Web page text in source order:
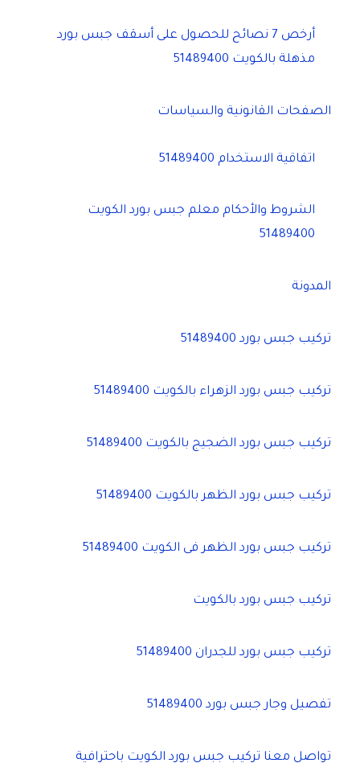
أرخص 7 نصائح للحصول على أسقف جبس بورد
مذهلة بالكويت 51489400
الصفحات القانونية والسياسات
اتفاقية الاستخدام 51489400
الشروط والأحكام معلم جبس بورد الكويت
51489400
المدونة
تركيب جبس بورد 51489400
تركيب جبس بورد الزهراء بالكويت 51489400
تركيب جبس بورد الضجيج بالكويت 51489400
تركيب جبس بورد الظهر بالكويت 51489400
تركيب جبس بورد الظهر فى الكويت 51489400
تركيب جبس بورد بالكويت
تركيب جبس بورد للجدران 51489400
تفصيل وجار جبس بورد 51489400
تواصل معنا تركيب جبس بورد الكويت باحترافية